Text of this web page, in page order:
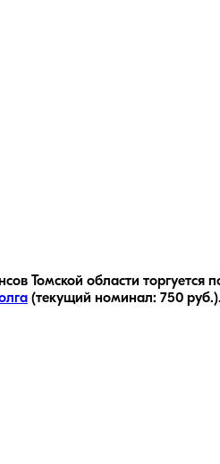
Томской области торгуется
(текущий номинал: 750 руб.).